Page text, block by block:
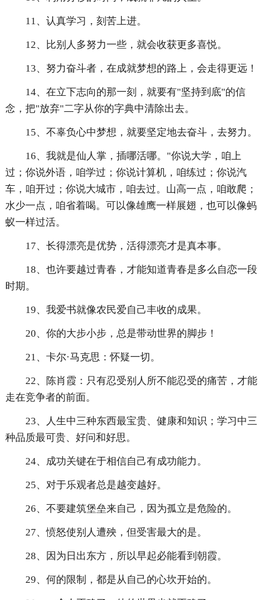
11、认真学习，刻苦上进。
12、比别人多努力一些，就会收获更多喜悦。
13、努力奋斗者，在成就梦想的路上，会走得更远！
14、在立下志向的那一刻，就要有"坚持到底"的信
念，把"放弃"二字从你的字典中清除出去。
15、不辜负心中梦想，就要坚定地去奋斗，去努力。
16、我就是仙人掌，插哪活哪。"你说大学，咱上
过；你说外语，咱学过；你说计算机，咱练过；你说汽
车，咱开过；你说大城市，咱去过。山高一点，咱敢爬；
水少一点，咱省着喝。可以像雄鹰一样展翅，也可以像蚂
蚁一样过活。
17、长得漂亮是优势，活得漂亮才是真本事。
18、也许要越过青春，才能知道青春是多么自恋一段
时期。
19、我爱书就像农民爱自己丰收的成果。
20、你的大步小步，总是带动世界的脚步！
21、卡尔·马克思：怀疑一切。
22、陈肖霞：只有忍受别人所不能忍受的痛苦，才能
走在竞争者的前面。
23、人生中三种东西最宝贵、健康和知识；学习中三
种品质最可贵、好问和好思。
24、成功关键在于相信自己有成功能力。
25、对于乐观者总是越变越好。
26、不要建筑堡垒来自己，因为孤立是危险的。
27、愤怒使别人遭殃，但受害最大的是。
28、因为日出东方，所以早起必能看到朝霞。
29、何的限制，都是从自己的心坎开始的。